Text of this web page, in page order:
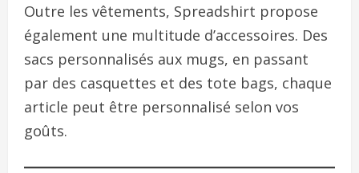
Outre les vêtements, Spreadshirt propose
également une multitude d’accessoires. Des
sacs personnalisés aux mugs, en passant
par des casquettes et des tote bags, chaque
article peut être personnalisé selon vos
goûts.